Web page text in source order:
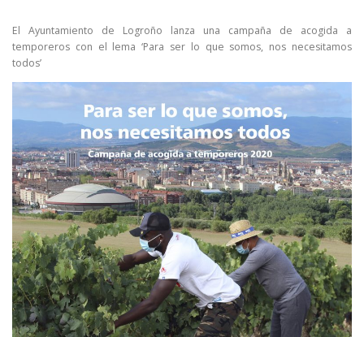
El Ayuntamiento de Logroño lanza una campaña de acogida a
temporeros con el lema ‘Para ser lo que somos, nos necesitamos
todos’